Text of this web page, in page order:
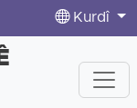
Kurdî